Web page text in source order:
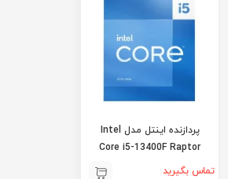
پردازنده اینتل مدل Intel
Core i5-13400F Raptor
تماس بگیرید